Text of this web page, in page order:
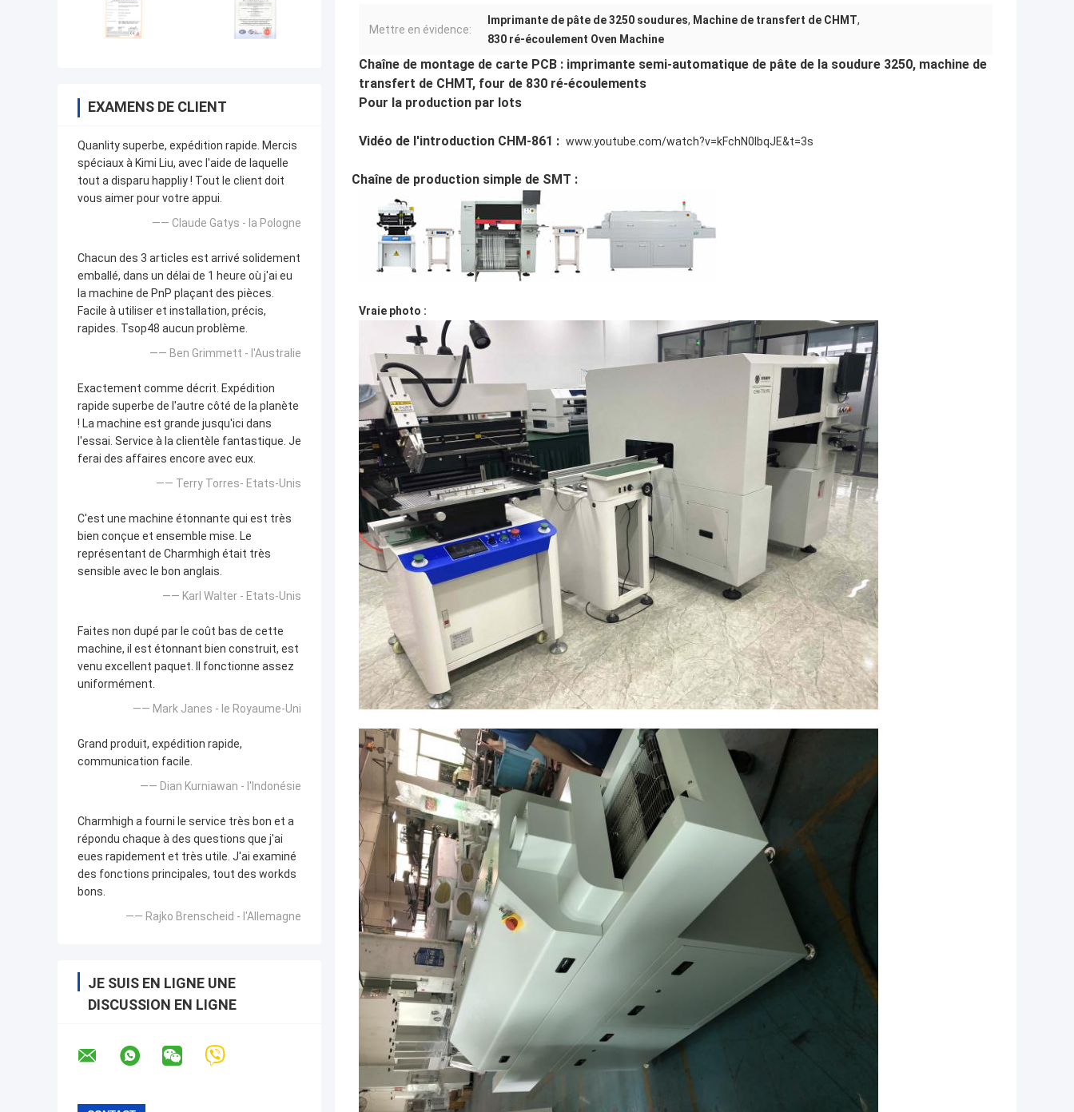
EXAMENS DE CLIENT
Quanlity superbe, expédition rapide. Mercis
spéciaux à Kimi Liu, avec l'aide de laquelle
tout a disparu happliy ! Tout le client doit
vous aimer pour votre appui.
—— Claude Gatys - la Pologne
Chacun des 3 articles est arrivé solidement
emballé, dans un délai de 1 heure où j'ai eu
la machine de PnP plaçant des pièces.
Facile à utiliser et installation, précis,
rapides. Tsop48 aucun problème.
—— Ben Grimmett - l'Australie
Exactement comme décrit. Expédition
rapide superbe de l'autre côté de la planète
! La machine est grande jusqu'ici dans
l'essai. Service à la clientèle fantastique. Je
ferai des affaires encore avec eux.
—— Terry Torres- Etats-Unis
C'est une machine étonnante qui est très
bien conçue et ensemble mise. Le
représentant de Charmhigh était très
sensible avec le bon anglais.
—— Karl Walter - Etats-Unis
Faites non dupé par le coût bas de cette
machine, il est étonnant bien construit, est
venu excellent paquet. Il fonctionne assez
uniformément.
—— Mark Janes - le Royaume-Uni
Grand produit, expédition rapide,
communication facile.
—— Dian Kurniawan - l'Indonésie
Charmhigh a fourni le service très bon et a
répondu chaque à des questions que j'ai
eues rapidement et très utile. J'ai examiné
des fonctions principales, tout des workds
bons.
—— Rajko Brenscheid - l'Allemagne
JE SUIS EN LIGNE UNE
DISCUSSION EN LIGNE
Mettre en évidence:
Imprimante de pâte de 3250 soudures, Machine de transfert de CHMT,
830 ré-écoulement Oven Machine
Chaîne de montage de carte PCB : imprimante semi-automatique de pâte de la soudure 3250, machine de
transfert de CHMT, four de 830 ré-écoulements
Pour la production par lots
Vidéo de l'introduction CHM-861 : www.youtube.com/watch?v=kFchN0IbqJE&t=3s
Chaîne de production simple de SMT :
Vraie photo :